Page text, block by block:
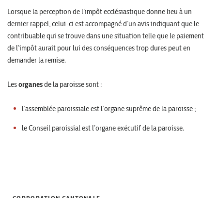
Lorsque la perception de l’impôt ecclésiastique donne lieu à un
dernier rappel, celui-ci est accompagné d’un avis indiquant que le
contribuable qui se trouve dans une situation telle que le paiement
de l’impôt aurait pour lui des conséquences trop dures peut en
demander la remise.
Lesorganesde la paroisse sont :
l’assemblée paroissiale est l’organe suprême de la paroisse ;
le Conseil paroissial est l’organe exécutif de la paroisse.